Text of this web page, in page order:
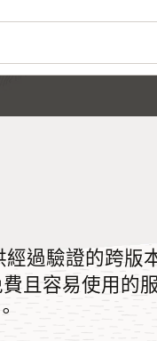
過驗證的跨版
且容易使用的